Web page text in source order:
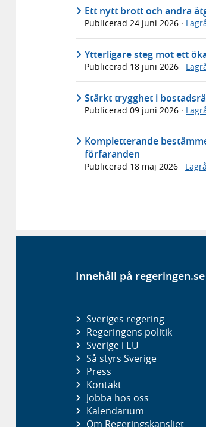
Ett nytt brott och andra
Publicerad 24 juni 2026 ·
Ytterligare steg mot ett
Publicerad 18 juni 2026 ·
Stärkt trygghet i
Publicerad 09 juni 2026 ·
Kompletterande
förfaranden
Publicerad 18 maj 2026 ·
Innehåll på regeringen.se
Sveriges regering
Regeringens politik
Sverige i EU
Så styrs Sverige
Press
Kontakt
Jobba hos oss
Kalendarium
Om Regeringskansliet